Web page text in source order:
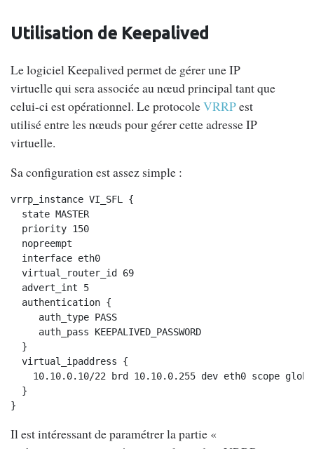
Utilisation de Keepalived
Le logiciel Keepalived permet de gérer une IP
virtuelle qui sera associée au nœud principal tant que
celui-ci est opérationnel. Le protocoleVRRPest
utilisé entre les nœuds pour gérer cette adresse IP
virtuelle.
Sa configuration est assez simple :
vrrp_instance VI_SFL {
state MASTER
priority 150
nopreempt
interface eth0
virtual_router_id 69
advert_int 5
authentication {
auth_type PASS
auth_pass KEEPALIVED_PASSWORD
}
virtual_ipaddress {
10.10.0.10/22 brd 10.10.0.255 dev eth0 scope
}
}
Il est intéressant de paramétrer la partie «